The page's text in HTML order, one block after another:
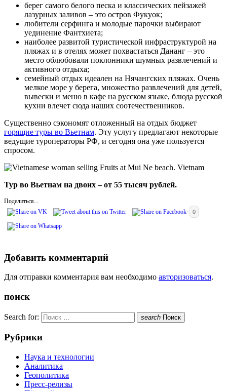
берег самого белого песка и классических пейзажей
лазурных заливов – это остров Фукуок;
любители серфинга и молодые парочки выбирают
уединение Фантхиета;
наиболее развитой туристической инфраструктурой на
пляжах и в отелях может похвастаться Дананг – это
место облюбовали поклонники шумных развлечений и
активного отдыха;
семейный отдых идеален на Нячангских пляжах. Очень
мелкое море у берега, множество развлечений для детей,
вывески и меню в кафе на русском языке, блюда русской
кухни влечет сюда наших соотечественников.
Существенно сэкономят отложенный на отдых бюджет
горящие туры во Вьетнам. Эту услугу предлагают некоторые
ведущие туроператоры РФ, и сегодня она уже пользуется
спросом.
Тур во Вьетнам на двоих – от 55 тысяч рублей.
Поделиться...
0
Добавить комментарий
Для отправки комментария вам необходимо авторизоваться.
поиск
Search for: search Поиск
Рубрики
Наука и технологии
Аналитика
Геополитика
Пресс-релизы